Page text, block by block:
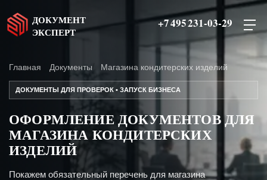
ДОКУМЕНТ
ЭКСПЕРТ
+7 495 231-03-29
Главная Документы Магазина кондитерских изделий
ДОКУМЕНТЫ ДЛЯ ПРОВЕРОК • ЗАПУСК БИЗНЕСА
ОФОРМЛЕНИЕ ДОКУМЕНТОВ ДЛЯ
МАГАЗИНА КОНДИТЕРСКИХ
ИЗДЕЛИЙ
Покажем обязательный перечень для магазина